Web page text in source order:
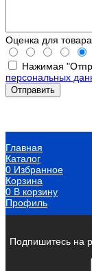
Оценка для товара
Нажимая
персональных
Главная
Каталог
0 Избранное
Корзина
0 В корзину
Профиль
Подпишитесь на